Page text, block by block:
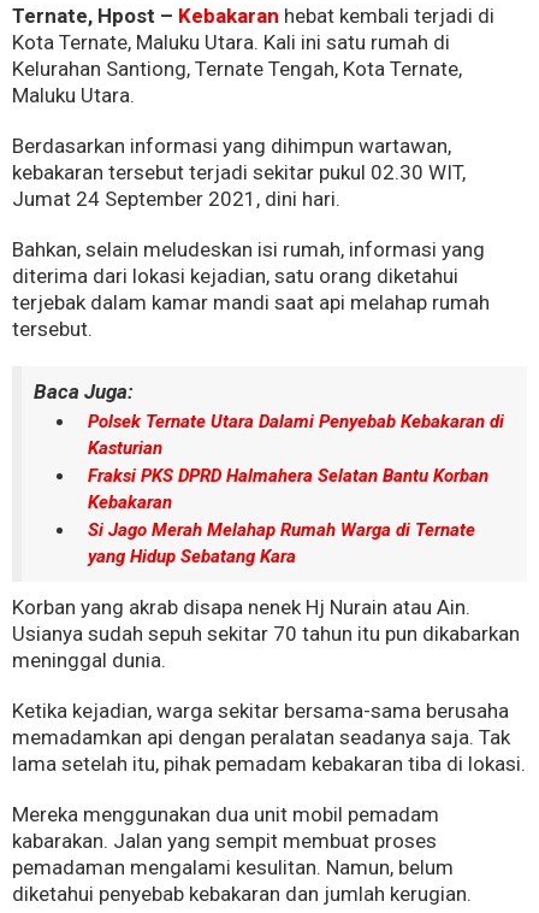
Ternate, Hpost – Kebakaran hebat kembali terjadi di
Kota Ternate, Maluku Utara. Kali ini satu rumah di
Kelurahan Santiong, Ternate Tengah, Kota Ternate,
Maluku Utara.
Berdasarkan informasi yang dihimpun wartawan,
kebakaran tersebut terjadi sekitar pukul 02.30 WIT,
Jumat 24 September 2021, dini hari.
Bahkan, selain meludeskan isi rumah, informasi yang
diterima dari lokasi kejadian, satu orang diketahui
terjebak dalam kamar mandi saat api melahap rumah
tersebut.
Baca Juga:
Polsek Ternate Utara Dalami Penyebab Kebakaran di
Kasturian
Fraksi PKS DPRD Halmahera Selatan Bantu Korban
Kebakaran
Si Jago Merah Melahap Rumah Warga di Ternate
yang Hidup Sebatang Kara
Korban yang akrab disapa nenek Hj Nurain atau Ain.
Usianya sudah sepuh sekitar 70 tahun itu pun dikabarkan
meninggal dunia.
Ketika kejadian, warga sekitar bersama-sama berusaha
memadamkan api dengan peralatan seadanya saja. Tak
lama setelah itu, pihak pemadam kebakaran tiba di lokasi.
Mereka menggunakan dua unit mobil pemadam
kabarakan. Jalan yang sempit membuat proses
pemadaman mengalami kesulitan. Namun, belum
diketahui penyebab kebakaran dan jumlah kerugian.